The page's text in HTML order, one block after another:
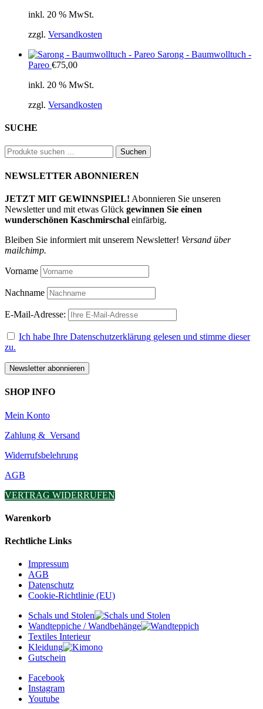
inkl. 20 % MwSt.
zzgl. Versandkosten
Sarong - Baumwolltuch -
Pareo €75,00
inkl. 20 % MwSt.
zzgl. Versandkosten
SUCHE
Suchen
nach:
Suchen
NEWSLETTER ABONNIEREN
JETZT MIT GEWINNSPIEL! Abonnieren Sie unseren
Newsletter und mit etwas Glück gewinnen Sie einen
wunderschönen Kaschmirschal einfärbig.
Bleiben Sie informiert mit unserem Newsletter! Versand über
mailchimp.
Vorname
Nachname
E-Mail-Adresse:
Ich habe Ihre Datenschutzerklärung gelesen und stimme dieser
zu.
SHOP INFO
Mein Konto
Zahlung & Versand
Widerrufsbelehrung
AGB
VERTRAG WIDERRUFEN
Warenkorb
Rechtliche Links
Impressum
AGB
Datenschutz
Cookie-Richtlinie (EU)
Schals und Stolen
Wandteppiche / Wandbehänge
Textiles Interieur
Kleidung
Gutschein
Facebook
Instagram
Youtube